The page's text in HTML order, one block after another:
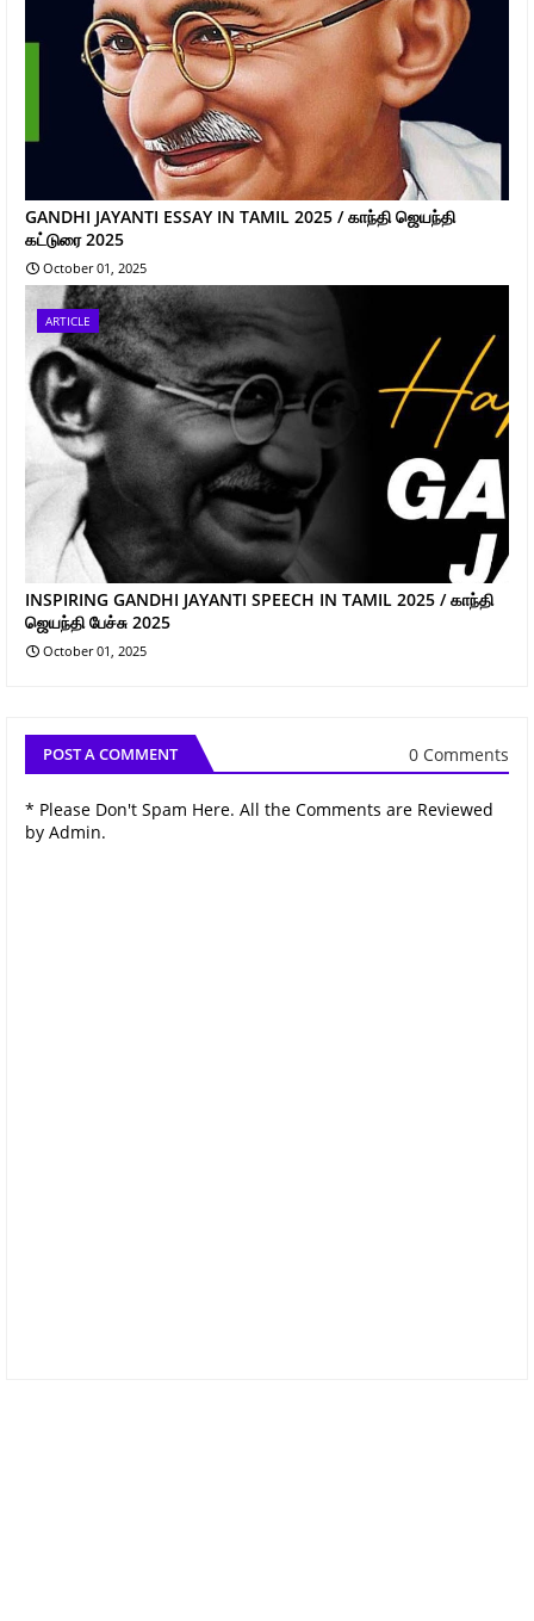
GANDHI JAYANTI ESSAY IN TAMIL 2025 / காந்தி ஜெயந்தி
கட்டுரை 2025
October 01, 2025
ARTICLE
INSPIRING GANDHI JAYANTI SPEECH IN TAMIL 2025 / காந்தி
ஜெயந்தி பேச்சு 2025
October 01, 2025
POST A COMMENT 0 Comments
* Please Don't Spam Here. All the Comments are Reviewed
by Admin.